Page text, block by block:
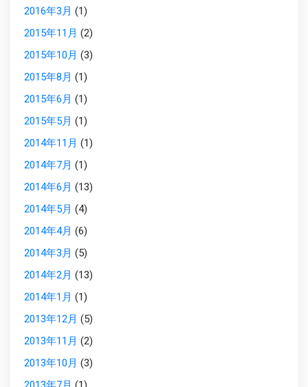
2016年3月 (1)
2015年11月 (2)
2015年10月 (3)
2015年8月 (1)
2015年6月 (1)
2015年5月 (1)
2014年11月 (1)
2014年7月 (1)
2014年6月 (13)
2014年5月 (4)
2014年4月 (6)
2014年3月 (5)
2014年2月 (13)
2014年1月 (1)
2013年12月 (5)
2013年11月 (2)
2013年10月 (3)